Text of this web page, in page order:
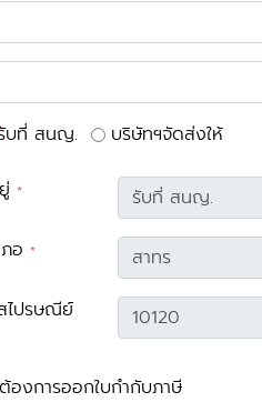
บที่ สนญ. บริษัทฯจัดส่งให้
* รับที่ สนญ.
อ *
ไปรษณีย์
ต้องการออกใบกำกับภาษี